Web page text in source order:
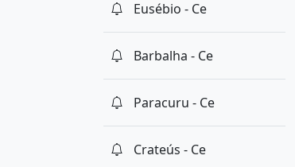
Eusébio - Ce
Barbalha - Ce
Paracuru - Ce
Crateús - Ce